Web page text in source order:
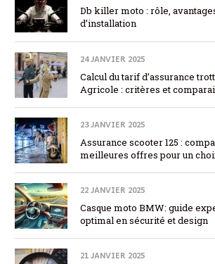
Db killer moto : rôle,
d’installation
24 JANVIER 2025
Calcul du tarif d’assurance
Agricole : critères et
23 JANVIER 2025
Assurance scooter 125 :
meilleures offres pour un
22 JANVIER 2025
Casque moto BMW: guide
optimal en sécurité et design
21 JANVIER 2025